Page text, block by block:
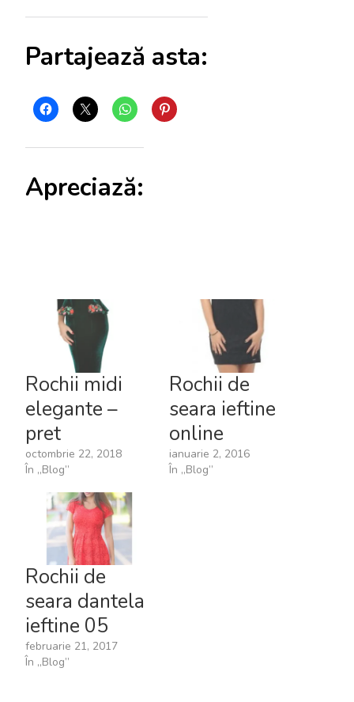
Partajează asta:
Apreciază:
Rochii midi
elegante –
pret
octombrie 22, 2018
În „Blog”
Rochii de
seara ieftine
online
ianuarie 2, 2016
În „Blog”
Rochii de
seara dantela
ieftine 05
februarie 21, 2017
În „Blog”